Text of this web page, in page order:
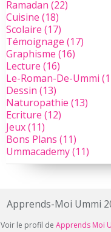
Ramadan (22)
Cuisine (18)
Scolaire (17)
Témoignage (17)
Graphisme (16)
Lecture (16)
Le-Roman-De-Ummi
Dessin (13)
Naturopathie (13)
Ecriture (12)
Jeux(11)
Bons Plans (11)
Ummacademy(11)
Apprends-Moi Ummi
Voir le profil de Apprends Moi